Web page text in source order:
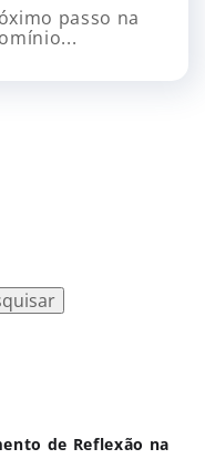
passo na
de Reflexão na